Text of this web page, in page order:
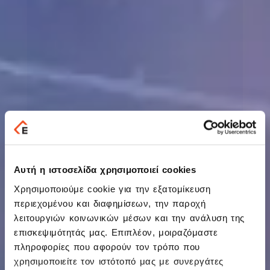
Αυτή η ιστοσελίδα χρησιμοποιεί cookies
Χρησιμοποιούμε cookie για την εξατομίκευση
περιεχομένου και διαφημίσεων, την παροχή
λειτουργιών κοινωνικών μέσων και την ανάλυση της
επισκεψιμότητάς μας. Επιπλέον, μοιραζόμαστε
πληροφορίες που αφορούν τον τρόπο που
χρησιμοποιείτε τον ιστότοπό μας με συνεργάτες